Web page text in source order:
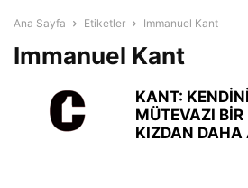
Ana Sayfa Etiketler Immanuel Kant
Immanuel Kant
KANT:
MÜTEVAZI
KIZDAN DAHA